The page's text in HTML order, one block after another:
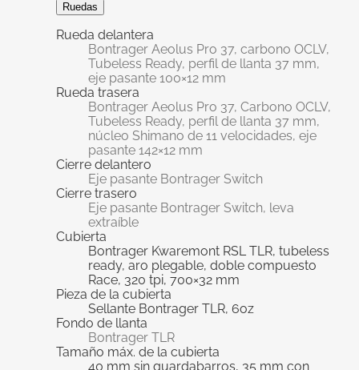
Ruedas
Rueda delantera
Bontrager Aeolus Pro 37, carbono OCLV,
Tubeless Ready, perfil de llanta 37 mm,
eje pasante 100×12 mm
Rueda trasera
Bontrager Aeolus Pro 37, Carbono OCLV,
Tubeless Ready, perfil de llanta 37 mm,
núcleo Shimano de 11 velocidades, eje
pasante 142×12 mm
Cierre delantero
Eje pasante Bontrager Switch
Cierre trasero
Eje pasante Bontrager Switch, leva
extraíble
Cubierta
Bontrager Kwaremont RSL TLR, tubeless
ready, aro plegable, doble compuesto
Race, 320 tpi, 700×32 mm
Pieza de la cubierta
Sellante Bontrager TLR, 6oz
Fondo de llanta
Bontrager TLR
Tamaño máx. de la cubierta
40 mm sin guardabarros, 35 mm con